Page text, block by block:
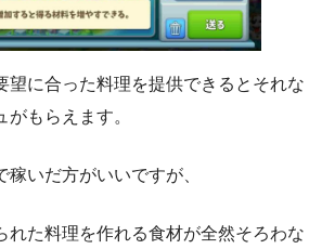
望に合った料理を提供できるとそれな
がもらえます。
いだ方がいいですが、
れた料理を作れる食材が全然そろわな